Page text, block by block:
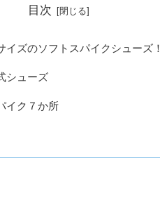
目次
イズのソフトスパイクシューズ！
シューズ
イク７か所